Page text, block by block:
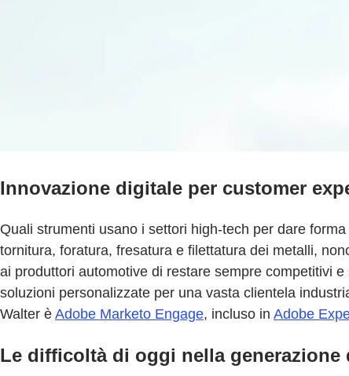
Innovazione digitale per customer
Quali strumenti usano i settori high-tech per dare
tornitura, foratura, fresatura e filettatura dei metalli,
ai produttori automotive di restare sempre competitivi
soluzioni personalizzate per una vasta clientela
Walter è Adobe Marketo Engage, incluso in Adobe
Le difficoltà di oggi nella generazione